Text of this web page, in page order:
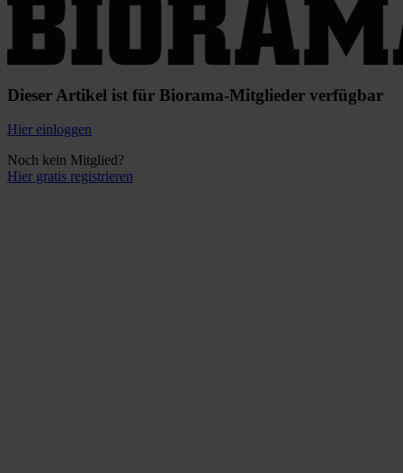
Dieser Artikel ist für Biorama-Mitglieder verfügbar
Hier einloggen
Noch kein Mitglied?
Hier gratis registrieren